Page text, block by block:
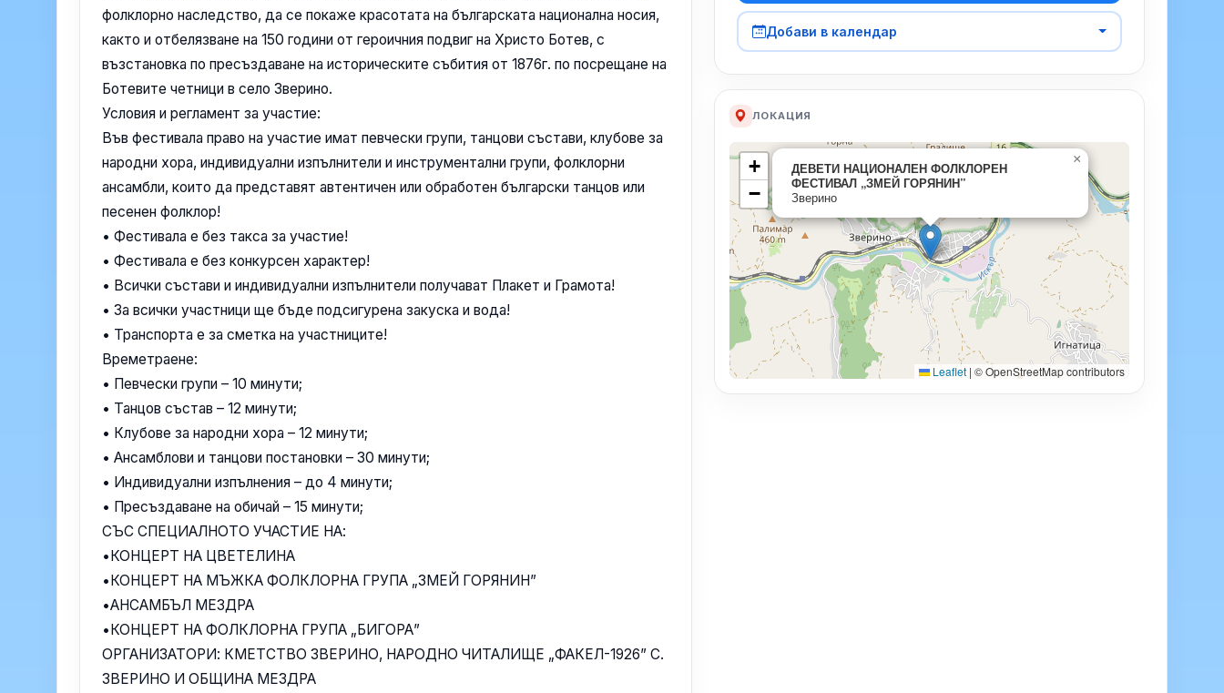
фолклорно наследство, да се покаже красотата на българската национална носия,
както и отбелязване на 150 години от героичния подвиг на Христо Ботев, с
възстановка по пресъздаване на историческите събития от 1876г. по посрещане на
Ботевите четници в село Зверино.
Условия и регламент за участие:
Във фестивала право на участие имат певчески групи, танцови състави, клубове за
народни хора, индивидуални изпълнители и инструментални групи, фолклорни
ансамбли, които да представят автентичен или обработен български танцов или
песенен фолклор!
• Фестивала е без такса за участие!
• Фестивала е без конкурсен характер!
• Всички състави и индивидуални изпълнители получават Плакет и Грамота!
• За всички участници ще бъде подсигурена закуска и вода!
• Транспорта е за сметка на участниците!
Времетраене:
• Певчески групи – 10 минути;
• Танцов състав – 12 минути;
• Клубове за народни хора – 12 минути;
• Ансамблови и танцови постановки – 30 минути;
• Индивидуални изпълнения – до 4 минути;
• Пресъздаване на обичай – 15 минути;
СЪС СПЕЦИАЛНОТО УЧАСТИЕ НА:
•КОНЦЕРТ НА ЦВЕТЕЛИНА
•КОНЦЕРТ НА МЪЖКА ФОЛКЛОРНА ГРУПА „ЗМЕЙ ГОРЯНИН”
•АНСАМБЪЛ МЕЗДРА
•КОНЦЕРТ НА ФОЛКЛОРНА ГРУПА „БИГОРА”
ОРГАНИЗАТОРИ: КМЕТСТВО ЗВЕРИНО, НАРОДНО ЧИТАЛИЩЕ „ФАКЕЛ-1926” С.
ЗВЕРИНО И ОБЩИНА МЕЗДРА
Добави в календар
ЛОКАЦИЯ
ДЕВЕТИ НАЦИОНАЛЕН ФОЛКЛОРЕН
ФЕСТИВАЛ „ЗМЕЙ ГОРЯНИН”
Зверино
×
+
−
Leaflet | © OpenStreetMap contributors